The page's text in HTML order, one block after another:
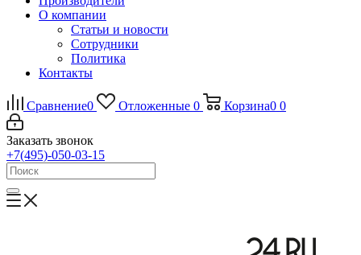
О компании
Статьи и новости
Сотрудники
Политика
Контакты
Сравнение0 Отложенные 0 Корзина0 0
Заказать звонок
+7(495)-050-03-15